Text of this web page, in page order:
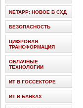
NETAPP: НОВОЕ В СХД
БЕЗОПАСНОСТЬ
ЦИФРОВАЯ
ТРАНСФОРМАЦИЯ
ОБЛАЧНЫЕ
ТЕХНОЛОГИИ
ИТ В ГОССЕКТОРЕ
ИТ В БАНКАХ